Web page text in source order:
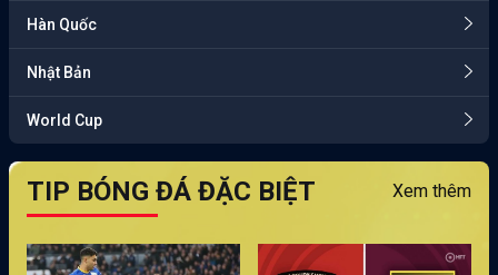
Hàn Quốc
Nhật Bản
World Cup
TIP BÓNG ĐÁ ĐẶC BIỆT Xem thêm